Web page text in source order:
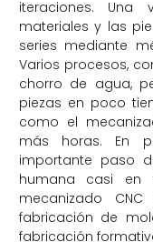
iteraciones. Una
materiales y las
series mediante
Varios procesos,
chorro de agua,
piezas en poco
como el
más horas. En
importante paso
humana casi en
mecanizado
fabricación de
fabricación